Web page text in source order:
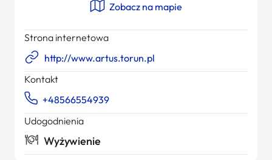
Zobacz na mapie
Strona internetowa
http://www.artus.torun.pl
Kontakt
+48566554939
Udogodnienia
Wyżywienie